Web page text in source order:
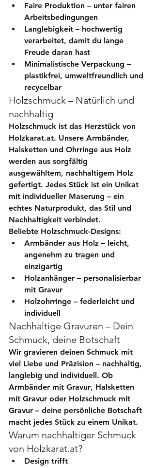
Faire Produktion – unter fairen
Arbeitsbedingungen
Langlebigkeit – hochwertig
verarbeitet, damit du lange
Freude daran hast
Minimalistische Verpackung –
plastikfrei, umweltfreundlich und
recycelbar
Holzschmuck – Natürlich und
nachhaltig
Holzschmuck ist das Herzstück von
Holzkarat.at. Unsere Armbänder,
Halsketten und Ohrringe aus Holz
werden aus sorgfältig
ausgewähltem, nachhaltigem Holz
gefertigt. Jedes Stück ist ein Unikat
mit individueller Maserung – ein
echtes Naturprodukt, das Stil und
Nachhaltigkeit verbindet.
Beliebte Holzschmuck-Designs:
Armbänder aus Holz – leicht,
angenehm zu tragen und
einzigartig
Holzanhänger – personalisierbar
mit Gravur
Holzohrringe – federleicht und
individuell
Nachhaltige Gravuren – Dein
Schmuck, deine Botschaft
Wir gravieren deinen Schmuck mit
viel Liebe und Präzision – nachhaltig,
langlebig und individuell. Ob
Armbänder mit Gravur, Halsketten
mit Gravur oder Holzschmuck mit
Gravur – deine persönliche Botschaft
macht jedes Stück zu einem Unikat.
Warum nachhaltiger Schmuck
von Holzkarat.at?
Design trifft